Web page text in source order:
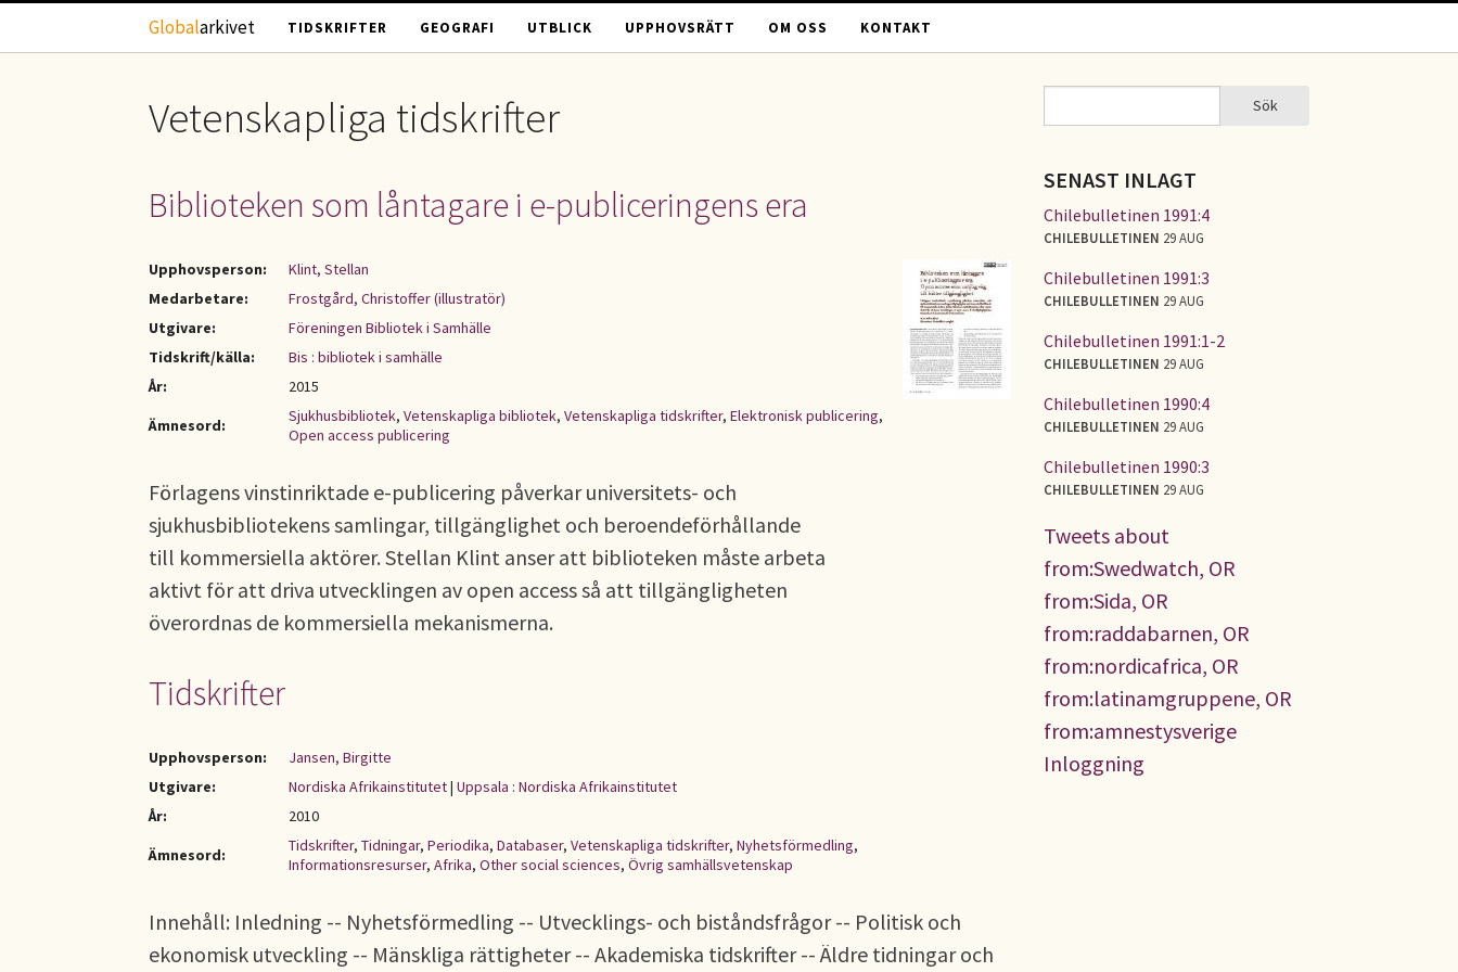
Hoppa till huvudinnehåll
Globalarkivet TIDSKRIFTER GEOGRAFI UTBLICK UPPHOVSRÄTT OM OSS KONTAKT
Vetenskapliga tidskrifter
Biblioteken som låntagare i e-publiceringens era
Upphovsperson:
Klint, Stellan
Medarbetare:
Frostgård, Christoffer (illustratör)
Utgivare:
Föreningen Bibliotek i Samhälle
Tidskrift/källa:
Bis : bibliotek i samhälle
År:
2015
Ämnesord:
Sjukhusbibliotek, Vetenskapliga bibliotek, Vetenskapliga tidskrifter, Elektronisk publicering,
Open access publicering
Förlagens vinstinriktade e-publicering påverkar universitets- och
sjukhusbibliotekens samlingar, tillgänglighet och beroendeförhållande
till kommersiella aktörer. Stellan Klint anser att biblioteken måste arbeta
aktivt för att driva utvecklingen av open access så att tillgängligheten
överordnas de kommersiella mekanismerna.
Tidskrifter
Upphovsperson:
Jansen, Birgitte
Utgivare:
Nordiska Afrikainstitutet| Uppsala : Nordiska Afrikainstitutet
År:
2010
Ämnesord:
Tidskrifter, Tidningar, Periodika, Databaser, Vetenskapliga tidskrifter, Nyhetsförmedling,
Informationsresurser, Afrika, Other social sciences, Övrig samhällsvetenskap
Innehåll: Inledning -- Nyhetsförmedling -- Utvecklings- och biståndsfrågor -- Politisk och
ekonomisk utveckling -- Mänskliga rättigheter -- Akademiska tidskrifter -- Äldre tidningar och
SÖKFORMULÄR Sök
SENAST INLAGT
Chilebulletinen 1991:4
CHILEBULLETINEN 29 AUG
Chilebulletinen 1991:3
CHILEBULLETINEN 29 AUG
Chilebulletinen 1991:1-2
CHILEBULLETINEN 29 AUG
Chilebulletinen 1990:4
CHILEBULLETINEN 29 AUG
Chilebulletinen 1990:3
CHILEBULLETINEN 29 AUG
Tweets about
from:Swedwatch, OR
from:Sida, OR
from:raddabarnen, OR
from:nordicafrica, OR
from:latinamgruppene, OR
from:amnestysverige
Inloggning